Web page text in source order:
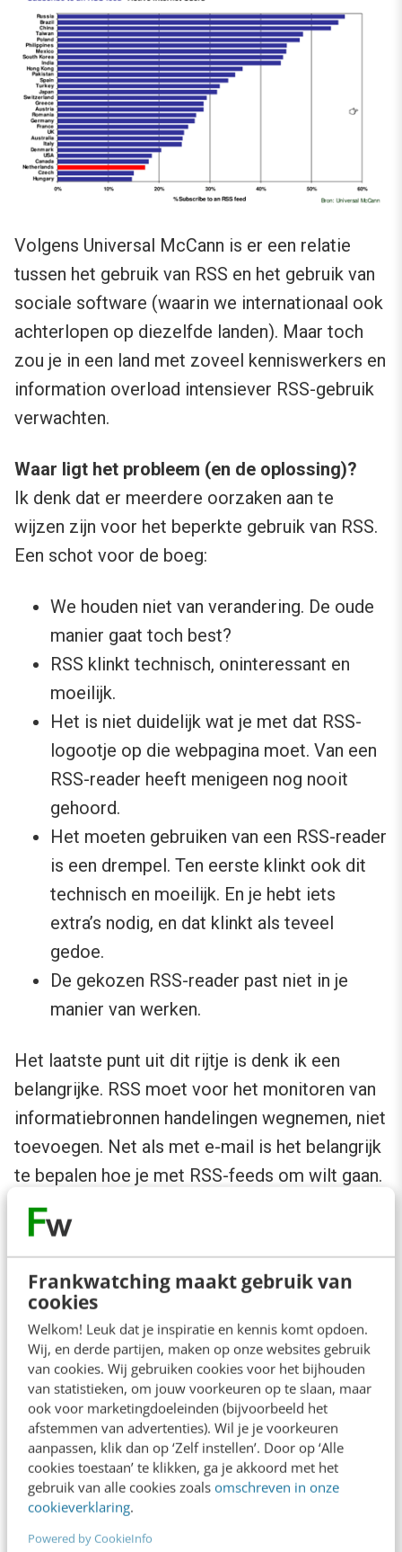
Frankwatching maakt gebruik van
cookies
Welkom! Leuk dat je inspiratie en kennis komt opdoen.
Wij, en derde partijen, maken op onze websites gebruik
van cookies. Wij gebruiken cookies voor het bijhouden
van statistieken, om jouw voorkeuren op te slaan, maar
ook voor marketingdoeleinden (bijvoorbeeld het
afstemmen van advertenties). Wil je je voorkeuren
aanpassen, klik dan op ‘Zelf instellen’. Door op ‘Alle
cookies toestaan’ te klikken, ga je akkoord met het
gebruik van alle cookies zoals omschreven in onze
cookieverklaring.
Powered by CookieInfo
Volgens Universal McCann is er een relatie
tussen het gebruik van RSS en het gebruik van
sociale software (waarin we internationaal ook
achterlopen op diezelfde landen). Maar toch
zou je in een land met zoveel kenniswerkers en
information overload intensiever RSS-gebruik
verwachten.
Waar ligt het probleem (en de oplossing)?
Ik denk dat er meerdere oorzaken aan te
wijzen zijn voor het beperkte gebruik van RSS.
Een schot voor de boeg:
We houden niet van verandering. De oude
manier gaat toch best?
RSS klinkt technisch, oninteressant en
moeilijk.
Het is niet duidelijk wat je met dat RSS-
logootje op die webpagina moet. Van een
RSS-reader heeft menigeen nog nooit
gehoord.
Het moeten gebruiken van een RSS-reader
is een drempel. Ten eerste klinkt ook dit
technisch en moeilijk. En je hebt iets
extra’s nodig, en dat klinkt als teveel
gedoe.
De gekozen RSS-reader past niet in je
manier van werken.
Het laatste punt uit dit rijtje is denk ik een
belangrijke. RSS moet voor het monitoren van
informatiebronnen handelingen wegnemen, niet
toevoegen. Net als met e-mail is het belangrijk
te bepalen hoe je met RSS-feeds om wilt gaan.
Wil je feeds één voor één bekijken, of door
elkaar heen? Wil je ze continu in beeld, of wil je
juist niet steeds erdoor afgeleid worden? Zelf
zweer ik al jaren bijDesktop Sidebar, een
smalle balk rechts op mijn desktop, die de
feeds één voor één op heel rustig tempo toont,
zonder het erg afleidend is. Headlines scannen
doe ik zo af en toe, het kost me nog geen
seconde per keer dat ik kijk en ik hoef er geen
extra handelingen voor te verrichten.
Waar RSS echt door achter blijft, ik kan er
alleen naar raden. Iemand ideeën of